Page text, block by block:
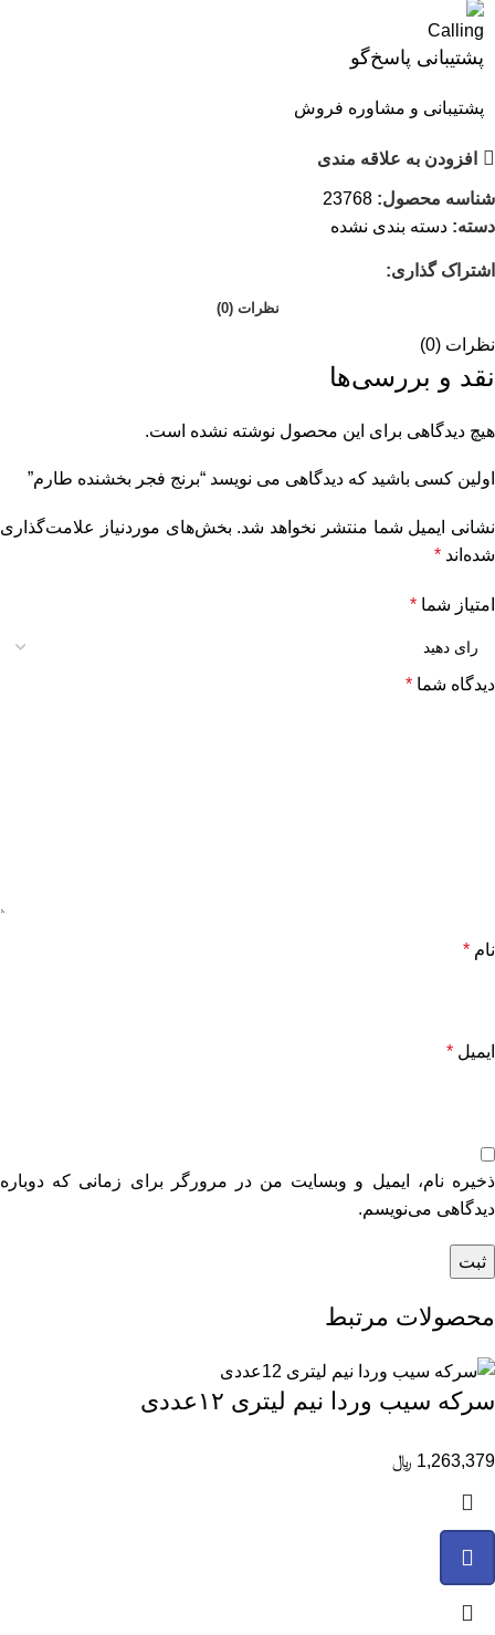
پشتیبانی پاسخ‌گو
پشتیبانی و مشاوره فروش
افزودن به علاقه مندی
شناسه محصول: 23768
دسته: دسته بندی نشده
اشتراک گذاری:
نظرات (0)
نظرات (0)
نقد و بررسی‌ها
هیچ دیدگاهی برای این محصول نوشته نشده است.
اولین کسی باشید که دیدگاهی می نویسد “برنج فجر بخشنده طارم”
نشانی ایمیل شما منتشر نخواهد شد. بخش‌های موردنیاز علامت‌گذاری
شده‌اند *
امتیاز شما *
دیدگاه شما *
نام *
ایمیل *
ذخیره نام، ایمیل و وبسایت من در مرورگر برای زمانی که دوباره
دیدگاهی می‌نویسم.
محصولات مرتبط
سرکه سیب وردا نیم لیتری ۱۲عددی
1,263,379 ﷼